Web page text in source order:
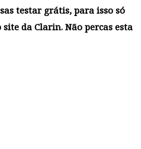
testar grátis, para isso só
da Clarin. Não percas esta